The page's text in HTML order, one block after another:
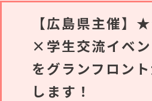
【広島県主催
×学生交流イベン
をグランフロン
します！